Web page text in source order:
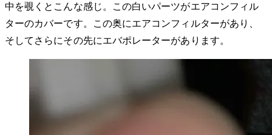
中を覗くとこんな感じ。この白いパーツがエアコンフィル
ターのカバーです。この奥にエアコンフィルターがあり、
そしてさらにその先にエバポレーターがあります。